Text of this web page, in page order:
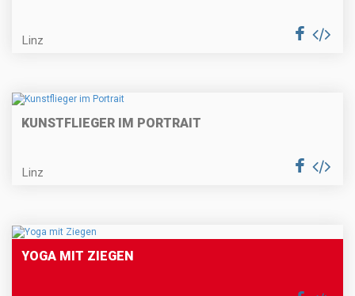
Linz
KUNSTFLIEGER IM PORTRAIT
Linz
YOGA MIT ZIEGEN